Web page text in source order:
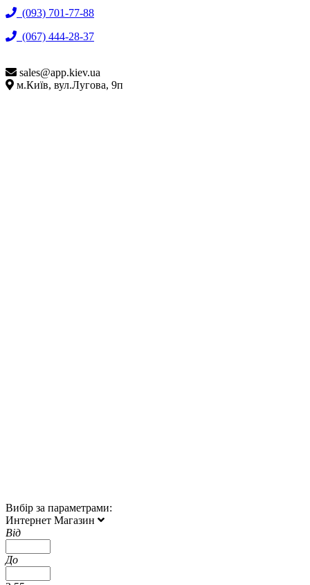
(093) 701-77-88
(067) 444-28-37
sales@app.kiev.ua
м.Київ, вул.Лугова, 9п
Вибір за параметрами:
Интернет Магазин
Від
До